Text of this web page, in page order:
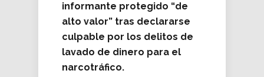
informante protegido “de
alto valor” tras declararse
culpable por los delitos de
lavado de dinero para el
narcotráfico.